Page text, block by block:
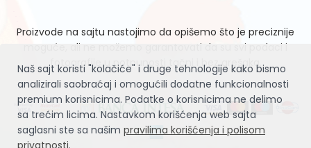
Naš sajt koristi "kolačiće" i druge tehnologije kako bismo
analizirali saobraćaj i omogućili dodatne funkcionalnosti
premium korisnicima. Podatke o korisnicima ne delimo
sa trećim licima. Nastavkom korišćenja web sajta
saglasni ste sa našim pravilima korišćenja i polisom
privatnosti.
Proizvode na sajtu nastojimo da opišemo što je preciznije
moguće, ali ne možemo garantovati da su svi podaci i
fotografije u potpunosti tačni i bez grešaka.